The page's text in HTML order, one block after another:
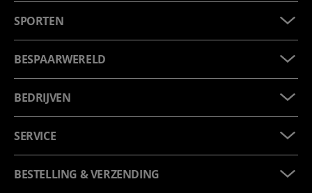
SPORTEN
BESPAARWERELD
BEDRIJVEN
SERVICE
BESTELLING & VERZENDING